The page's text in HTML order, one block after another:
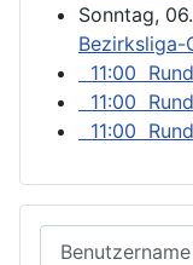
Sonntag,
Bezirksliga-
11:00
11:00
11:00